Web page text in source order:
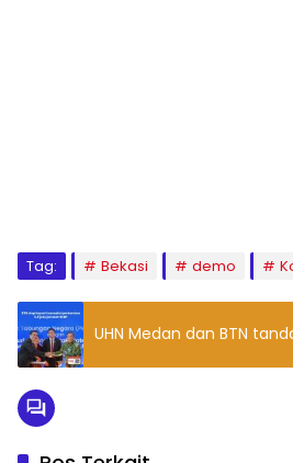
Tag: Bekasi demo
UHN Medan dan BTN